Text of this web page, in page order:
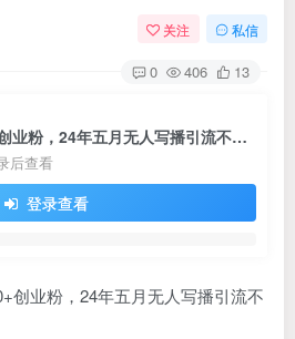
关注 私信
0 406 13
直播间写写字日引300+创业粉，24年五月无人写播引流不封号最新玩法
后查看
登录查看